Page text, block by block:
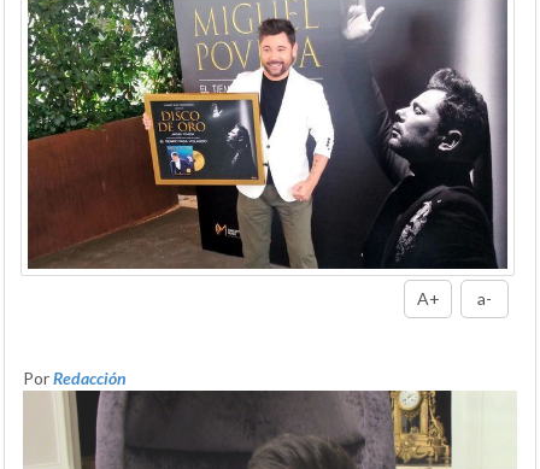
A+ a-
PorRedacción